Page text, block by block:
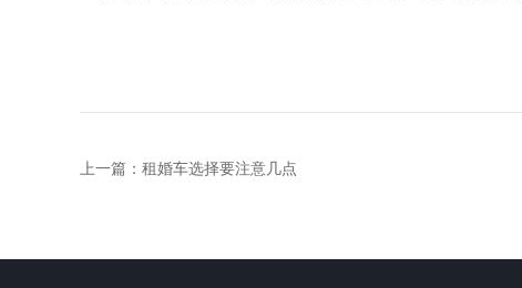
上一篇： 租婚车选择要注意几点